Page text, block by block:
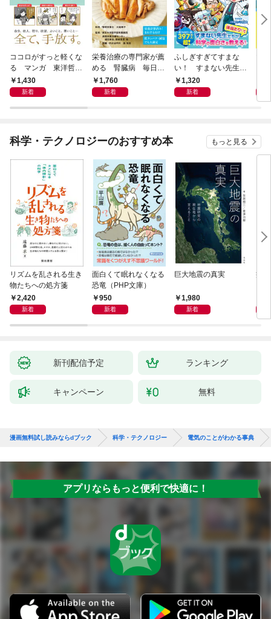
ココロがすっと軽くな
る マンガ 東洋哲学
大全1,430
新着
栄養治療の専門家が薦
める 腎臓病 毎日の
おいしい献立
1,760
新着
ふしぎすぎてすまな
い！ すまない先生の
科学教室
1,320
新着
科学・テクノロジーのおすすめ本 もっと見る
リズムを乱される生き
物たちへの処方箋
2,420
新着
面白くて眠れなくなる
恐竜（PHP文庫）
950
新着
巨大地震の真実
1,980
新着
病
新刊配信予定 ランキング
キャンペーン 無料
漫画無料試し読みならdブック 科学・テクノロジー 電気のことがわかる事典
アプリならもっと便利で快適に！